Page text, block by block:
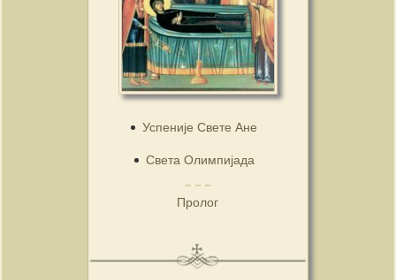
Успеније Свете Ане
Света Олимпијада
Пролог